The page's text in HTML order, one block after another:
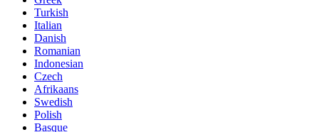
Turkish
Italian
Danish
Romanian
Indonesian
Czech
Afrikaans
Swedish
Polish
Basque